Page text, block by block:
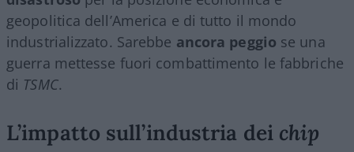
geopolitica dell’America e di tutto il mondo
industrializzato. Sarebbe ancora peggio se una
guerra mettesse fuori combattimento le fabbriche
di TSMC.
L’impatto sull’industria dei chip